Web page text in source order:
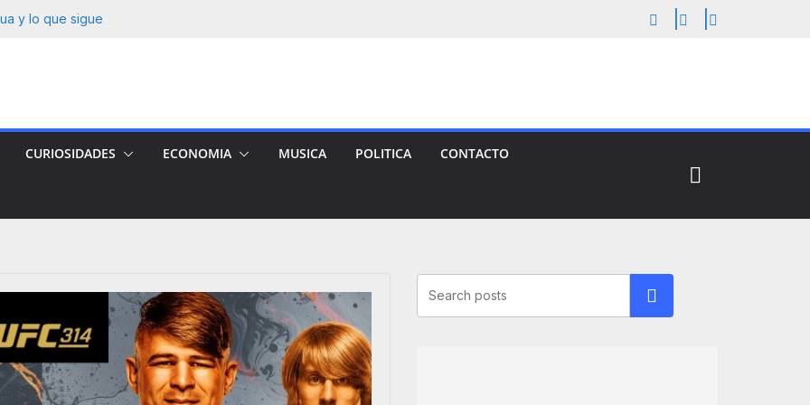
Figueroa con
víctima.
CURIOSIDADES ECONOMIA MUSICA POLITICA CONTACTO
Buscar